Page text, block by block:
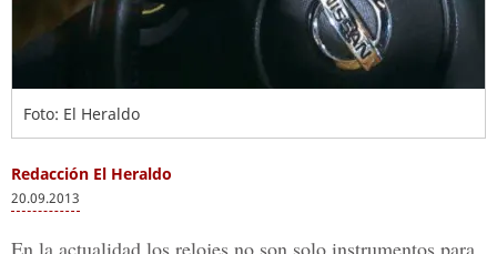
Foto: El Heraldo
Redacción El Heraldo
20.09.2013
En la actualidad los relojes no son solo instrumentos para